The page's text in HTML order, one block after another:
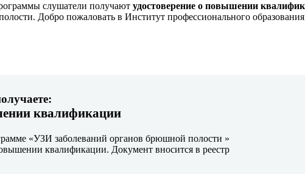
слушатели получают удостоверение о повышении
Добро пожаловать в Институт профессионального
квалификации
«УЗИ заболеваний органов брюшной полости »
квалификации. Документ вносится в реестр